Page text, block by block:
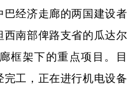
云南 西藏
青海 宁夏
经济走廊的两国建设者
南部俾路支省的瓜达尔
框架下的重点项目。目
工，正在进行机电设备